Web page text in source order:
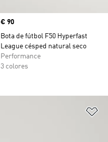
Precio
€ 90
Bota de fútbol F50 Hyperfast
League césped natural seco
Performance
3 colores